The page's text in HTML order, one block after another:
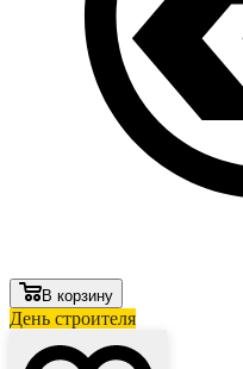
В корзину
День строителя